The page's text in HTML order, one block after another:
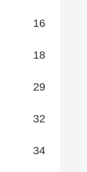
16
18
29
32
34